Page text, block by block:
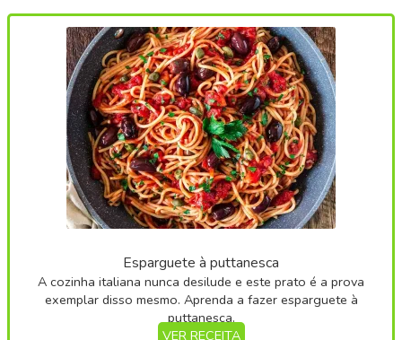
Esparguete à puttanesca
A cozinha italiana nunca desilude e este prato é a prova
exemplar disso mesmo. Aprenda a fazer esparguete à
puttanesca.
VER RECEITA